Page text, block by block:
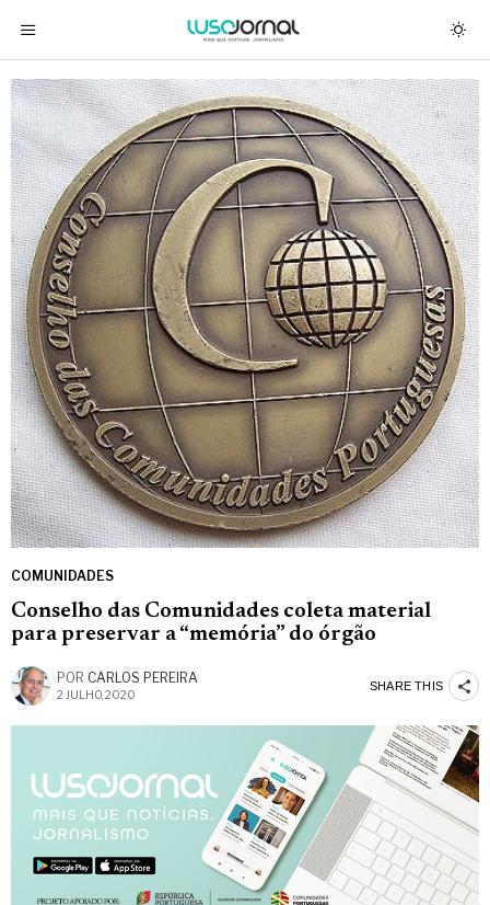
COMUNIDADES
Conselho das Comunidades coleta material
para preservar a “memória” do órgão
POR CARLOS PEREIRA
2 JULHO, 2020
SHARE THIS